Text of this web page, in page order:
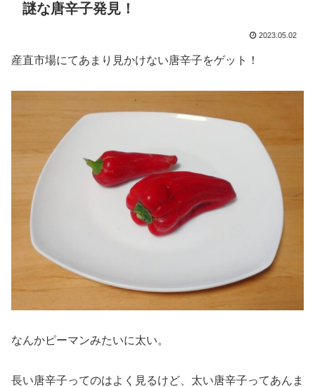
謎な唐辛子発見！
2023.05.02
産直市場にてあまり見かけない唐辛子をゲット！
なんかピーマンみたいに太い。
長い唐辛子ってのはよく見るけど、太い唐辛子ってあんま